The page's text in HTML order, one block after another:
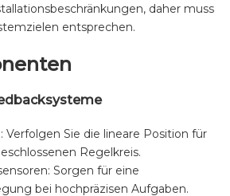
daher muss
entsprechen.
Verfolgen Sie die lineare Position für
Regelkreis.
Sorgen für eine
bei hochpräzisen Aufgaben.